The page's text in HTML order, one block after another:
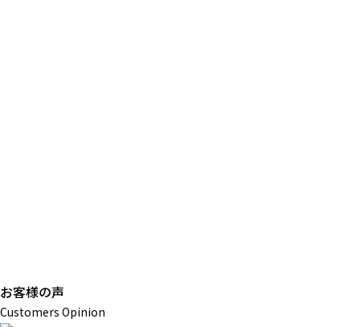
お客様の声
Customers Opinion